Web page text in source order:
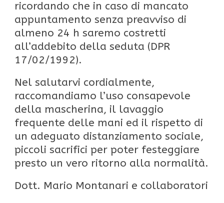
ricordando che in caso di mancato
appuntamento senza preavviso di
almeno 24 h saremo costretti
all’addebito della seduta (DPR
17/02/1992).
Nel salutarvi cordialmente,
raccomandiamo l’uso consapevole
della mascherina, il lavaggio
frequente delle mani ed il rispetto di
un adeguato distanziamento sociale,
piccoli sacrifici per poter festeggiare
presto un vero ritorno alla normalità.
Dott. Mario Montanari e collaboratori